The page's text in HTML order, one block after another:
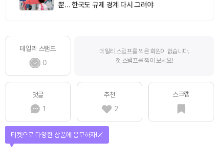
뿐… 한국도 규제 경계 다시 그려야
데일리 스탬프
0
데일리 스탬프를 찍은 회원이 없습니다.
첫 스탬프를 찍어 보세요!
댓글
1
추천
2
스크랩
티켓으로 다양한 상품에 응모하자!